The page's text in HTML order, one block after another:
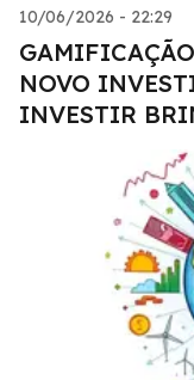
10/06/2026 - 22:29
NOVO
INVESTIR